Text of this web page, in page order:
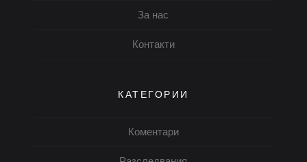
За нас
Контакти
КАТЕГОРИИ
Коментари